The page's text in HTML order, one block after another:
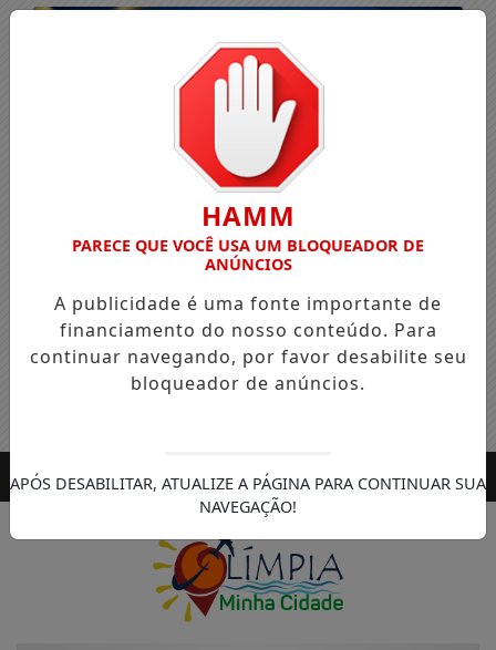
Entrar
HAMM
PARECE QUE VOCÊ USA UM BLOQUEADOR DE
ANÚNCIOS
A publicidade é uma fonte importante de
financiamento do nosso conteúdo. Para
continuar navegando, por favor desabilite seu
bloqueador de anúncios.
APÓS DESABILITAR, ATUALIZE A PÁGINA PARA CONTINUAR SUA
NAVEGAÇÃO!